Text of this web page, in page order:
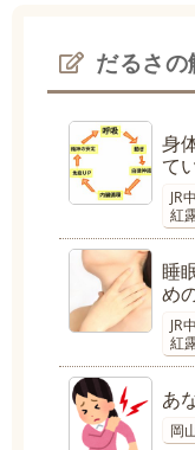
だるさの
身
て
JR
紅
睡
め
JR
紅
あ
岡